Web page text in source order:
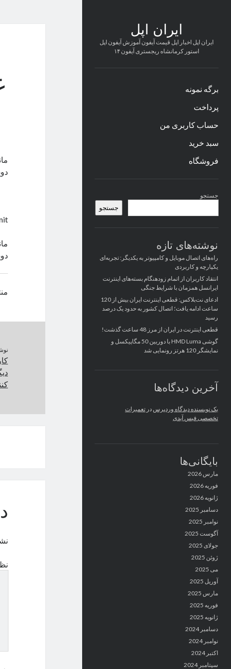
ایران اپل
ایران اپل اخبار اپل قیمت آیفون آموزش آیفون اپل
استور کرمانشاه ریجستری آیفون ۱۴
برگه نمونه
پرداخت
حساب کاربری من
سبد خرید
فروشگاه
کناری
جستجو
جستجو
نوشته‌های تازه
راه‌های اتصال موبایل و کامپیوتر به یکدیگر: تجربه‌ای
یکپارچه و کاربردی
انتقاد کاربران از اتمام زودهنگام بسته‌های اینترنت
ایرانسل همزمان با شرایط جنگی
ادعای نت‌بلاکس: قطعی اینترنت ایران بیش از 120
ساعت ادامه یافت؛ اتصال کشور به حدود یک درصد
رسید
قطعی اینترنت در ایران از مرز 48 ساعت گذشت!
گوشی HMD Luma با دوربین 50 مگاپیکسل و
نمایشگر 120 هرتز رونمایی شد
آخرین دیدگاه‌ها
یک نویسنده دیدگاه وردپرس در تعمیرات
تخصصی فیس آیدی
بایگانی‌ها
مارس 2026
فوریه 2026
ژانویه 2026
دسامبر 2025
نوامبر 2025
آگوست 2025
جولای 2025
ژوئن 2025
می 2025
آوریل 2025
مارس 2025
فوریه 2025
ژانویه 2025
دسامبر 2024
نوامبر 2024
اکتبر 2024
سپتامبر 2024